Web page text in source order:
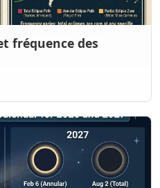
fréquence des